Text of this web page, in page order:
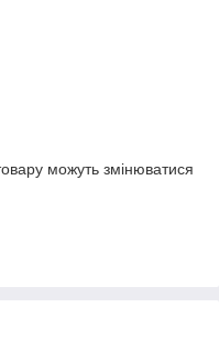
можуть змінюватися